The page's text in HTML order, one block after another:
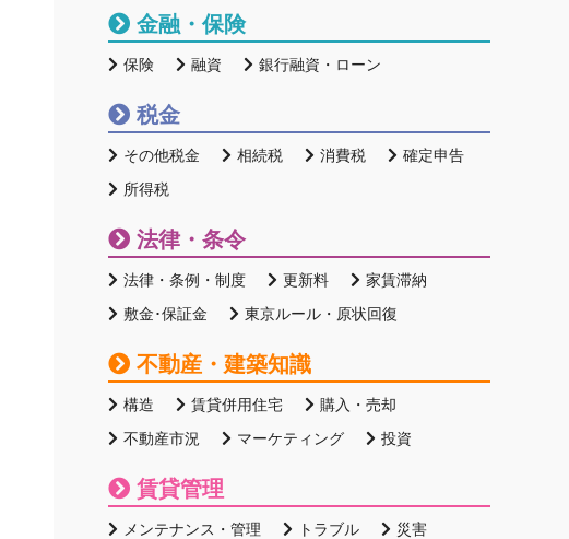
金融・保険
保険 融資 銀行融資・ローン
税金
その他税金 相続税 消費税
確定申告
所得税
法律・条令
法律・条例・制度 更新料
家賃滞納
敷金･保証金
東京ルール・原状回復
不動産・建築知識
構造 賃貸併用住宅
購入・売却
不動産市況
マーケティング 投資
賃貸管理
メンテナンス・管理 トラブル 災害